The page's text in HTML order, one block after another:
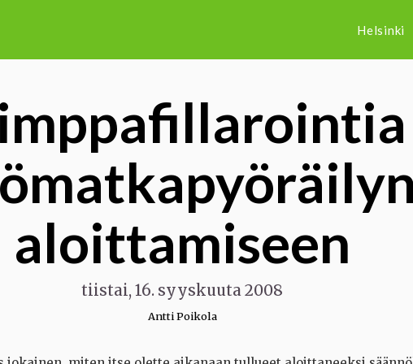
Helsinki
aloittamiseen
tiistai, 16. syyskuuta 2008
Antti Poikola